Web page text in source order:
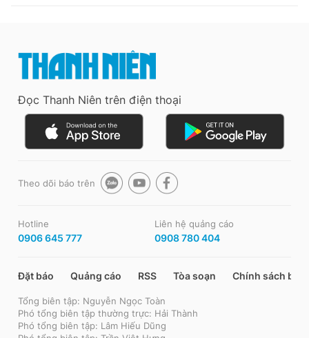
Đọc Thanh Niên trên điện thoại
Theo dõi báo trên
Hotline
0906 645 777
Liên hệ quảng cáo
0908 780 404
Đặt báo Quảng cáo RSS Tòa soạn Chính sách bảo
Tổng biên tập: Nguyễn Ngọc Toàn
Phó tổng biên tập thường trực: Hải Thành
Phó tổng biên tập: Lâm Hiếu Dũng